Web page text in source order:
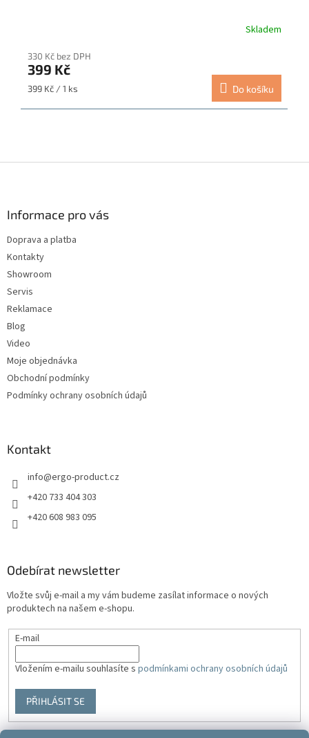
produktu
je
5,0
z
5
Skladem
330 Kč bez DPH
399 Kč
Měrná
399 Kč / 1 ks Do košíku
Informace pro vás
Doprava a platba
Kontakty
Showroom
Servis
Reklamace
Blog
Video
Moje objednávka
Obchodní podmínky
Podmínky ochrany osobních údajů
Kontakt
info@ergo-product.cz
+420 733 404 303
+420 608 983 095
Odebírat newsletter
Vložte svůj e-mail a my vám budeme zasílat informace o nových
produktech na našem e-shopu.
E-mail
Vložením e-mailu souhlasíte s podmínkami ochrany osobních údajů
PŘIHLÁSIT SE